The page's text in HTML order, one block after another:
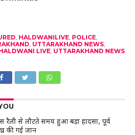
HALDWANILIVE, POLICE,
UTTARAKHAND NEWS,
LIVE, UTTARAKHAND NEWS
रैली से लौटते समय हुआ बड़ा हादसा, पूर्व
की गई जान